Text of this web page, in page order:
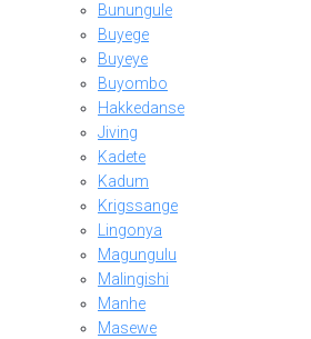
Bunungule
Buyege
Buyeye
Buyombo
Hakkedanse
Jiving
Kadete
Kadum
Krigssange
Lingonya
Magungulu
Malingishi
Manhe
Masewe